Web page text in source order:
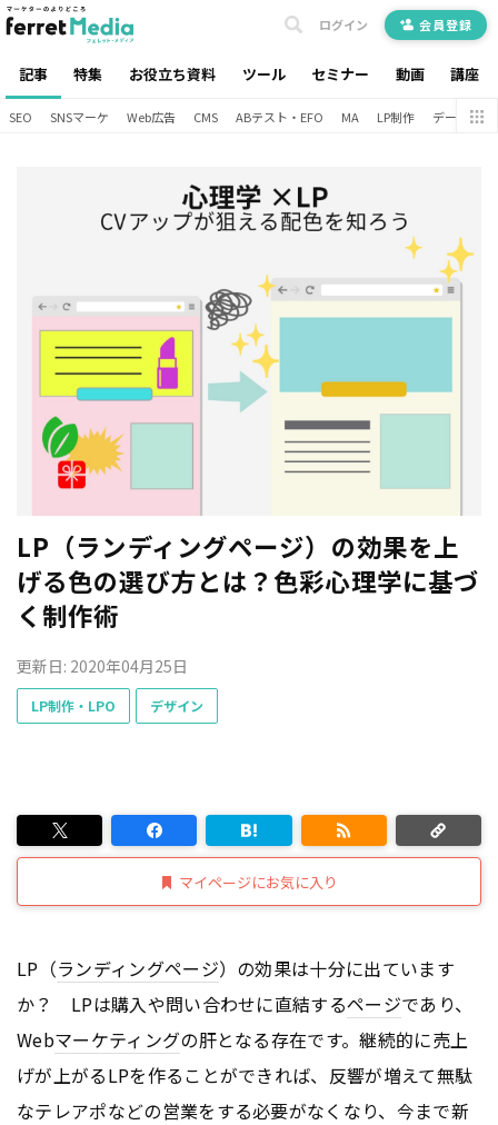
記事 特集 お役立ち資料 ツール セミナー 動画 講座
ログイン 会員登録
SEO SNSマーケ Web広告 CMS ABテスト・EFO MA LP制作 データ分析
LP（ランディングページ）の効果を上
げる色の選び方とは？色彩心理学に基づ
く制作術
更新日: 2020年04月25日
LP制作・LPO デザイン
マイページにお気に入り
LP（ランディングページ）の効果は十分に出ています
か？ LPは購入や問い合わせに直結するページであり、
Webマーケティングの肝となる存在です。継続的に売上
げが上がるLPを作ることができれば、反響が増えて無駄
なテレアポなどの営業をする必要がなくなり、今まで新